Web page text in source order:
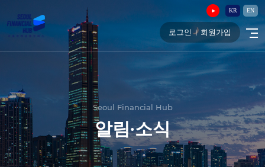
KR EN
로그인 회원가입
Seoul Financial Hub
알림∙소식